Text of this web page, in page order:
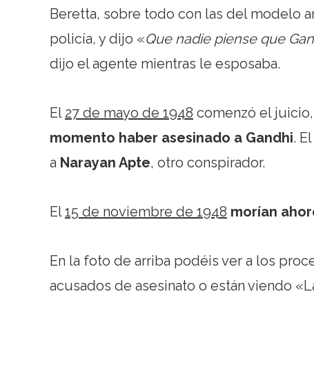
Beretta, sobre todo con las del modelo
policía, y dijo «Que nadie piense que
dijo el agente mientras le esposaba.
El 27 de mayo de 1948 comenzó el
momento haber asesinado a Gandhi. El
a Narayan Apte, otro conspirador.
El15 de noviembre de 1948 morían
En la foto de arriba podéis ver a los
acusados de asesinato o están viendo